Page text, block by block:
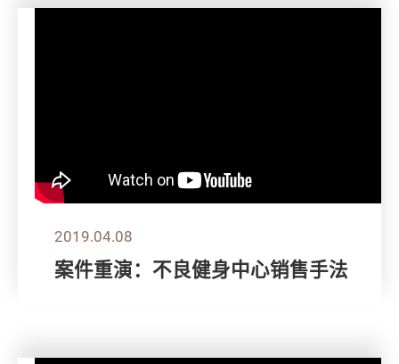
2019.04.08
案件重演：不良健身中心销售手法